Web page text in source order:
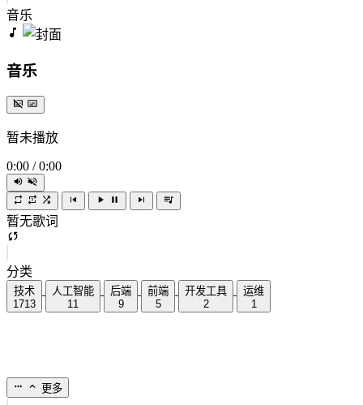
音乐
音乐
暂未播放
0:00 / 0:00
暂无歌词
分类
技术
1713
人工智能
11
后端
9
前端
5
开发工具
2
运维
1
更多